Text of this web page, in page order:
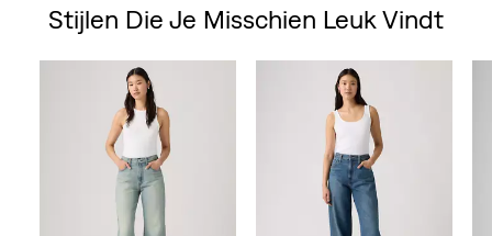
Stijlen Die Je Misschien Leuk Vindt